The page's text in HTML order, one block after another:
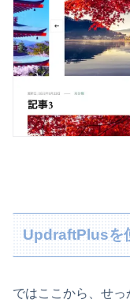
UpdraftPlusを
ではここから、せ